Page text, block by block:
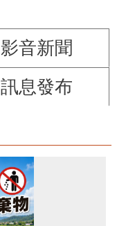
影音新聞
訊息發布